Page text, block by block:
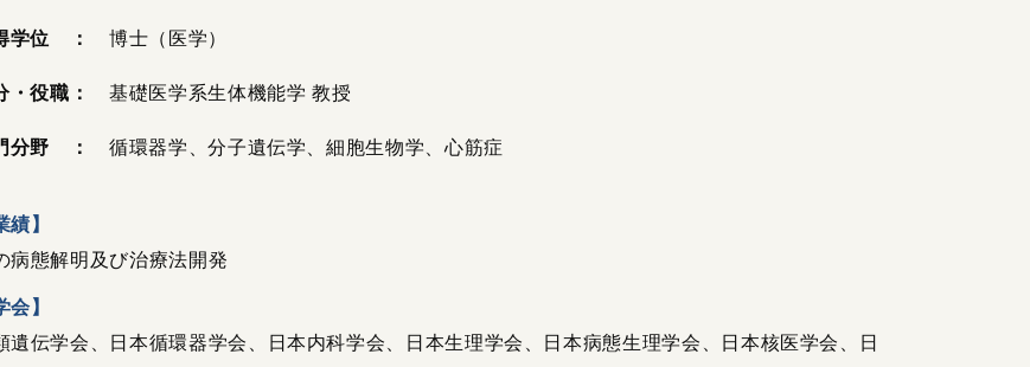
学位 ：博士（医学）
・役職：基礎医学系生体機能学 教授
分野 ：循環器学、分子遺伝学、細胞生物学、心筋症
績】
病態解明及び治療法開発
会】
遺伝学会、日本循環器学会、日本内科学会、日本生理学会、日本病態生理学会、日本核医学会、日